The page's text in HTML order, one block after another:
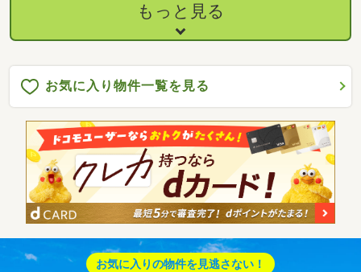
もっと見る
お気に入り物件一覧を見る
お気に入りの物件を見逃さない！